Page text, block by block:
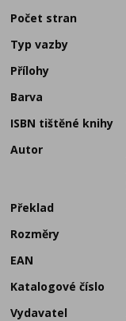
Počet stran
Typ vazby
Přílohy
Barva
ISBN tištěné knihy
Autor
Překlad
Rozměry
EAN
Katalogové číslo
Vydavatel